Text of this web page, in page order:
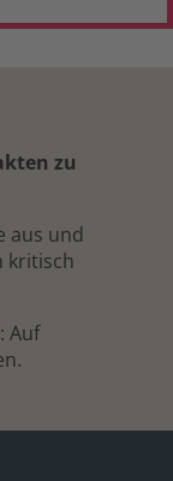
zu
aus und
kritisch
Auf